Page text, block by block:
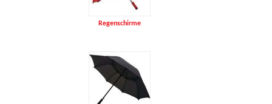
Regenschirme